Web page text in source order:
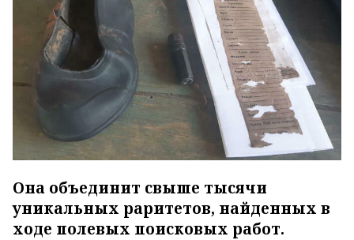
Она объединит свыше тысячи
уникальных раритетов, найденных в
ходе полевых поисковых работ.